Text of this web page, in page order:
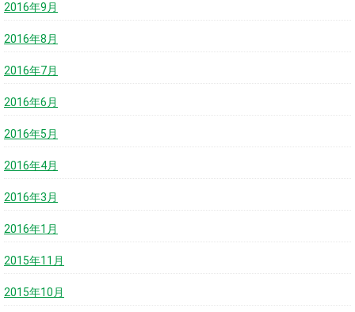
2016年9月
2016年8月
2016年7月
2016年6月
2016年5月
2016年4月
2016年3月
2016年1月
2015年11月
2015年10月